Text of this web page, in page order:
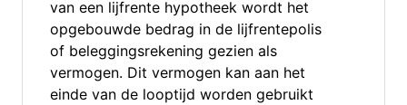
van een lijfrente hypotheek wordt het
opgebouwde bedrag in de lijfrentepolis
of beleggingsrekening gezien als
vermogen. Dit vermogen kan aan het
einde van de looptijd worden gebruikt